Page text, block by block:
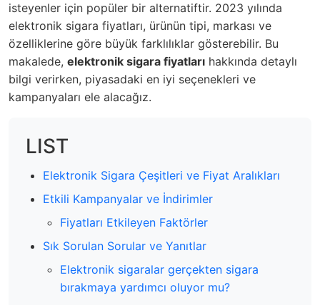
isteyenler için popüler bir alternatiftir. 2023 yılında
elektronik sigara fiyatları, ürünün tipi, markası ve
özelliklerine göre büyük farklılıklar gösterebilir. Bu
makalede, elektronik sigara fiyatları hakkında detaylı
bilgi verirken, piyasadaki en iyi seçenekleri ve
kampanyaları ele alacağız.
LIST
Elektronik Sigara Çeşitleri ve Fiyat Aralıkları
Etkili Kampanyalar ve İndirimler
Fiyatları Etkileyen Faktörler
Sık Sorulan Sorular ve Yanıtlar
Elektronik sigaralar gerçekten sigara
bırakmaya yardımcı oluyor mu?